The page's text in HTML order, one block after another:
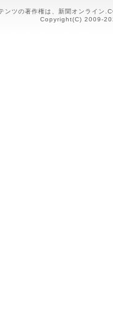
ツの著作権は、新聞オンライン
Copyright(C) 2009-